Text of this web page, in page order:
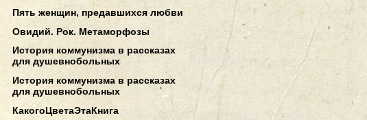
Пять женщин, предавшихся любви
Овидий. Рок. Метаморфозы
История коммунизма в рассказах
для душевнобольных
История коммунизма в рассказах
для душевнобольных
КакогоЦветаЭтаКнига